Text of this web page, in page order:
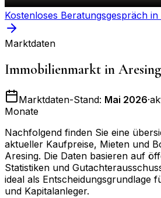
Kostenloses Beratungsgespräch in
Marktdaten
Immobilienmarkt in Aresing
Marktdaten-Stand: Mai 2026·
Monate
Nachfolgend finden Sie eine
aktueller Kaufpreise, Mieten und
Aresing. Die Daten basieren auf
Statistiken und
ideal als Entscheidungsgrundlage
und Kapitalanleger.